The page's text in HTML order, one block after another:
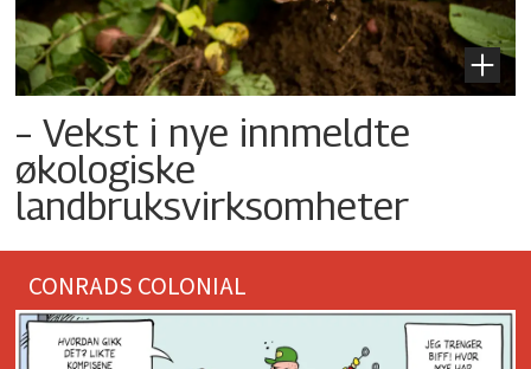
– Vekst i nye innmeldte
økologiske
landbruksvirksomheter
CONRADS COLONIAL